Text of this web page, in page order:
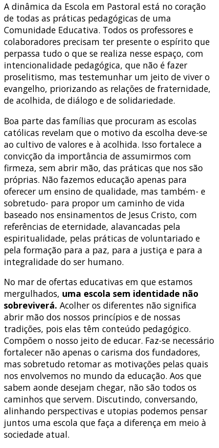
A dinâmica da Escola em Pastoral está no coração
de todas as práticas pedagógicas de uma
Comunidade Educativa. Todos os professores e
colaboradores precisam ter presente o espírito que
perpassa tudo o que se realiza nesse espaço, com
intencionalidade pedagógica, que não é fazer
proselitismo, mas testemunhar um jeito de viver o
evangelho, priorizando as relações de fraternidade,
de acolhida, de diálogo e de solidariedade.
Boa parte das famílias que procuram as escolas
católicas revelam que o motivo da escolha deve-se
ao cultivo de valores e à acolhida. Isso fortalece a
convicção da importância de assumirmos com
firmeza, sem abrir mão, das práticas que nos são
próprias. Não fazemos educação apenas para
oferecer um ensino de qualidade, mas também- e
sobretudo- para propor um caminho de vida
baseado nos ensinamentos de Jesus Cristo, com
referências de eternidade, alavancadas pela
espiritualidade, pelas práticas de voluntariado e
pela formação para a paz, para a justiça e para a
integralidade do ser humano.
No mar de ofertas educativas em que estamos
mergulhados, uma escola sem identidade não
sobreviverá. Acolher os diferentes não significa
abrir mão dos nossos princípios e de nossas
tradições, pois elas têm conteúdo pedagógico.
Compõem o nosso jeito de educar. Faz-se necessário
fortalecer não apenas o carisma dos fundadores,
mas sobretudo retomar as motivações pelas quais
nos envolvemos no mundo da educação. Aos que
sabem aonde desejam chegar, não são todos os
caminhos que servem. Discutindo, conversando,
alinhando perspectivas e utopias podemos pensar
juntos uma escola que faça a diferença em meio à
sociedade atual.